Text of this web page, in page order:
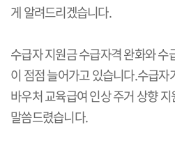
게 알려드리겠습니다.
수급자 지원금 수급자격 완화와
이 점점 늘어가고 있습니다.수급자
바우처 교육급여 인상 주거 상향
말씀드렸습니다.